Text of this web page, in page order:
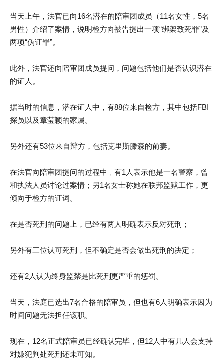
当天上午，法官已向16名潜在的陪审团成员（11名女性，5名
男性）介绍了案情，说明检方向被告提出一项“绑架致死罪”及
两项“伪证罪”。
此外，法官还向陪审团成员提问，问题包括他们是否认识潜在
的证人。
据当时的信息，潜在证人中，有88位来自检方，其中包括FBI
探员以及章莹颖的家属。
另外还有53位来自辩方，包括克里斯滕森的前妻。
在法官向陪审团提问的过程中，有1人表示他是一名警察，曾
和执法人员讨论过案情；另1名女士称她在联邦监狱工作，更
倾向于检方的证词。
在是否死刑的问题上，已经有两人明确表示反对死刑；
另外有三位认可死刑，但不确定是否会做出死刑的决定；
还有2人认为终身监禁是比死刑更严重的惩罚。
当天，法庭已选出7名合格的陪审员，但也有6人明确表示因为
时间问题无法担任该职。
现在，12名正式陪审员已经确认完毕，但12人中有几人会支持
对嫌犯判处死刑还未可知。